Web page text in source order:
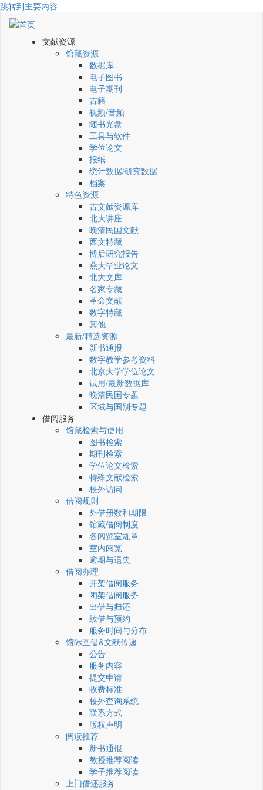
跳转到主要内容
文献资源
馆藏资源
数据库
电子图书
电子期刊
古籍
视频/音频
随书光盘
工具与软件
学位论文
报纸
统计数据/研究数据
档案
特色资源
古文献资源库
北大讲座
晚清民国文献
西文特藏
博后研究报告
燕大毕业论文
北大文库
名家专藏
革命文献
数字特藏
其他
最新/精选资源
新书通报
数字教学参考资料
北京大学学位论文
试用/最新数据库
晚清民国专题
区域与国别专题
借阅服务
馆藏检索与使用
图书检索
期刊检索
学位论文检索
特殊文献检索
校外访问
借阅规则
外借册数和期限
馆藏借阅制度
各阅览室规章
室内阅览
逾期与遗失
借阅办理
开架借阅服务
闭架借阅服务
出借与归还
续借与预约
服务时间与分布
馆际互借&文献传递
公告
服务内容
提交申请
收费标准
校外查询系统
联系方式
版权声明
阅读推荐
新书通报
教授推荐阅读
学子推荐阅读
上门借还服务